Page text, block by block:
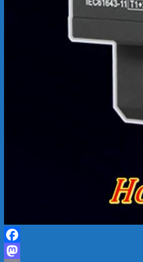
Facebook